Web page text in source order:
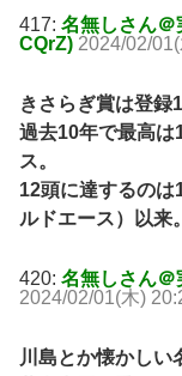
417: 名無しさん＠
CQrZ) 2024/02/
きさらぎ賞は登録
過去10年で最高は
ス。
12頭に達するの
ルドエース）以来。
420: 名無しさん＠
2024/02/01(木)
川島とか懐かしい